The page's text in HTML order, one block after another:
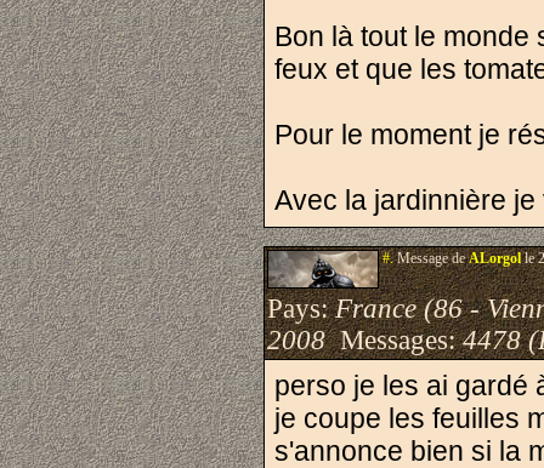
Bon là tout le monde
feux et que les
Pour le moment je
Avec la jardinnière
#.Message deALorgolle
Pays:France (86 -
2008Messages:4478
perso je les ai gardé
je coupe les feuilles
s'annonce bien si la